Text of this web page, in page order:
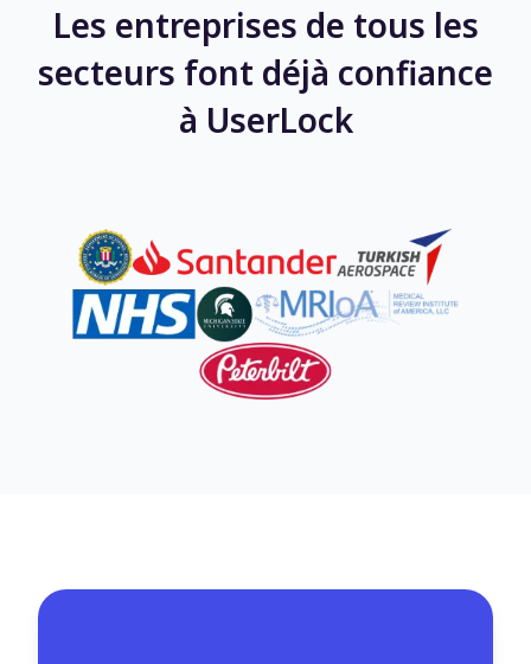
Les entreprises de tous les
secteurs font déjà confiance
à UserLock